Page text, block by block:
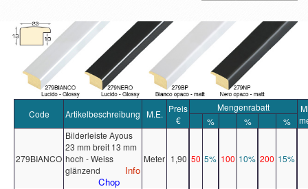
Code Artikelbeschreibung M.E. Preis
€
Mengenrabatt
% % %
279BIANCO
Bilderleiste Ayous
23 mm breit 13 mm
hoch - Weiss
glänzend
Info
Chop
Meter 1,90 50 5% 100 10% 200 15%